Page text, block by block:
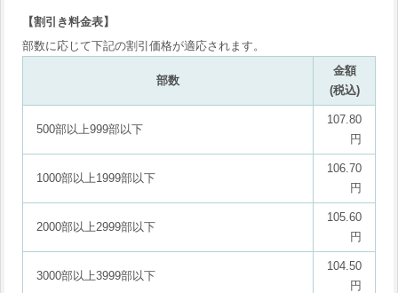
【割引き料金表】
部数に応じて下記の割引価格が適応されます。
部数
金額
(税込)
500部以上999部以下
107.80
円
1000部以上1999部以下
106.70
円
2000部以上2999部以下
105.60
円
3000部以上3999部以下
104.50
円